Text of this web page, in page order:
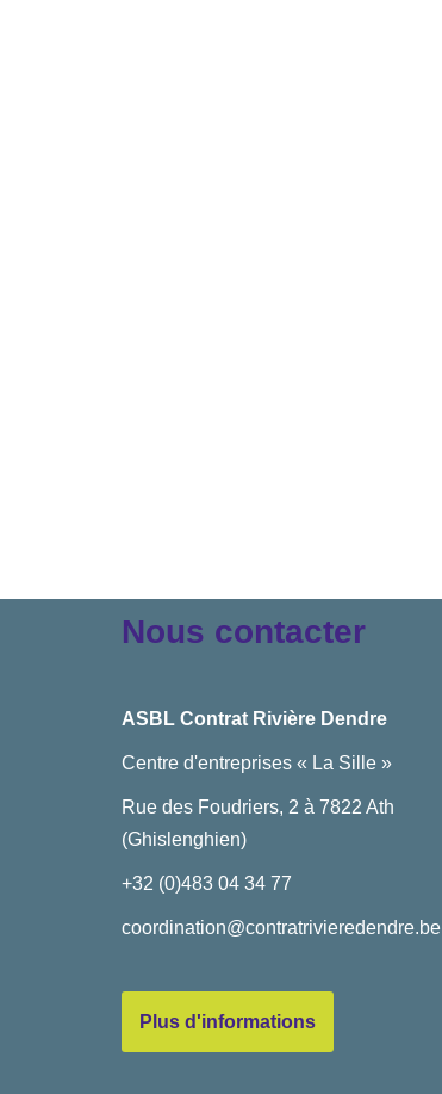
Nous contacter
ASBL Contrat Rivière Dendre
Centre d'entreprises « La Sille »
Rue des Foudriers, 2 à 7822 Ath
(Ghislenghien)
+32 (0)483 04 34 77
coordination@contratrivieredendre.be
Plus d'informations